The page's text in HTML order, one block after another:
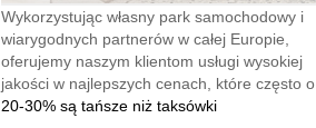
Wykorzystując własny park samochodowy i
wiarygodnych partnerów w całej Europie,
oferujemy naszym klientom usługi wysokiej
jakości w najlepszych cenach, które często o
20-30% są tańsze niż taksówki